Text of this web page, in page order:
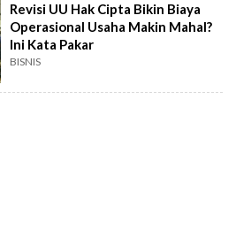
Revisi UU Hak Cipta Bikin Biaya
Operasional Usaha Makin Mahal?
Ini Kata Pakar
BISNIS